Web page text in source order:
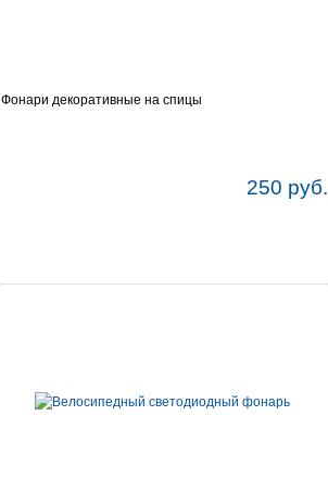
Фонари декоративные на спицы
250 руб.